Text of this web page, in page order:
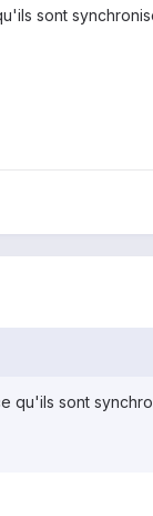
sont
sont